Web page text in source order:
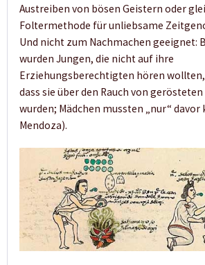
Austreiben von bösen Geistern oder
Foltermethode für unliebsame
Und nicht zum Nachmachen geeignet:
wurden Jungen, die nicht auf ihre
Erziehungsberechtigten hören
dass sie über den Rauch von
wurden; Mädchen mussten „nur“ davor
Mendoza).